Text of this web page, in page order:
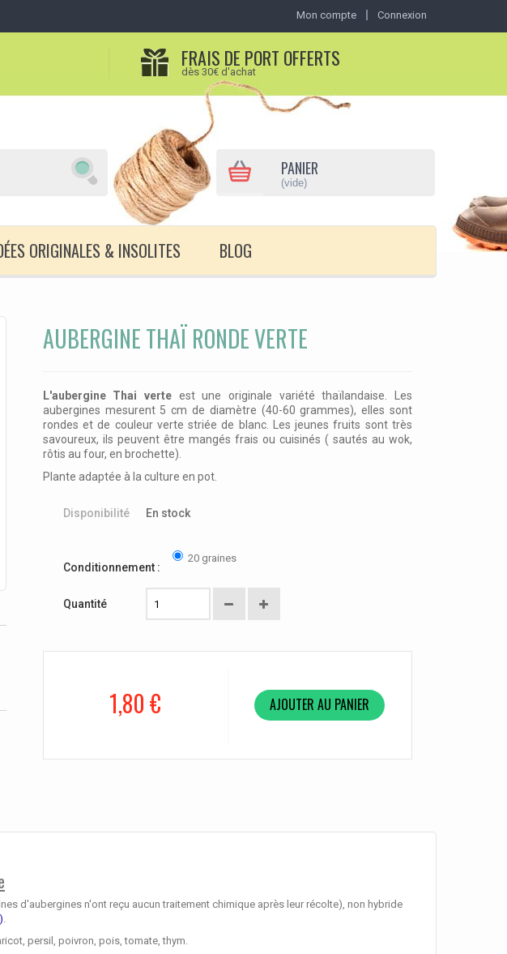
Mon compte Connexion
FRAIS DE PORT OFFERTS
dès 30€ d'achat
PANIER
(vide)
ORIGINALES & INSOLITES BLOG
AUBERGINE THAÏ RONDE VERTE
L'aubergine Thai verte est une originale variété thaïlandaise. Les
aubergines mesurent 5 cm de diamètre (40-60 grammes), elles sont
rondes et de couleur verte striée de blanc. Les jeunes fruits sont très
savoureux, ils peuvent être mangés frais ou cuisinés ( sautés au wok,
rôtis au four, en brochette).
Plante adaptée à la culture en pot.
Disponibilité En stock
Conditionnement :
20 graines
Quantité
1,80 € AJOUTER AU PANIER
d'aubergines n'ont reçu aucun traitement chimique après leur récolte), non hybride
.
persil, poivron, pois, tomate, thym.